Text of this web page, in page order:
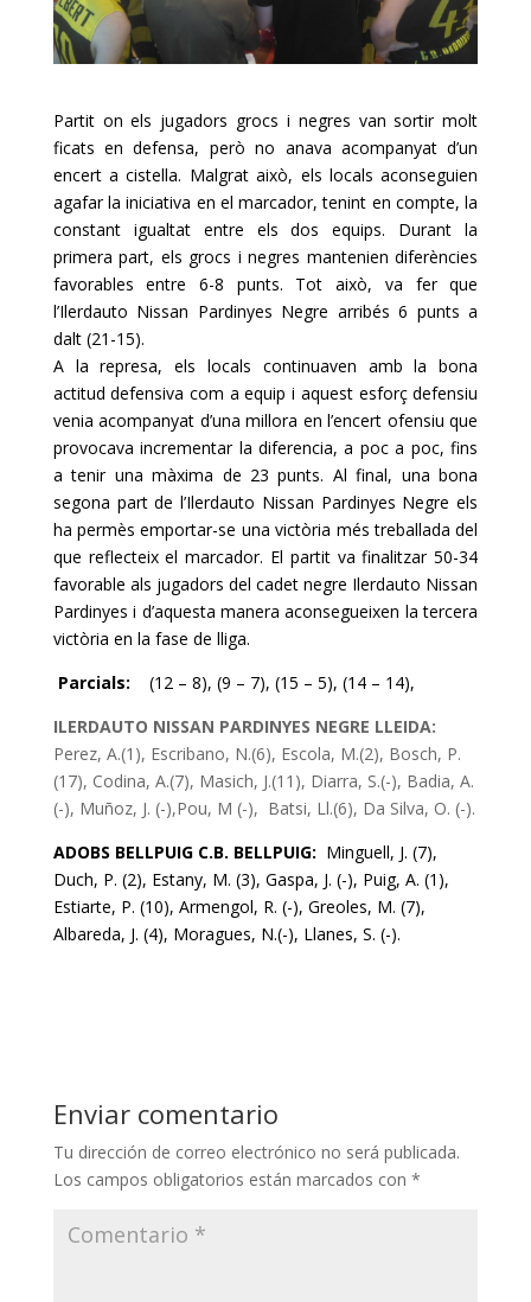
Partit on els jugadors grocs i negres van sortir molt
ficats en defensa, però no anava acompanyat d’un
encert a cistella. Malgrat això, els locals aconseguien
agafar la iniciativa en el marcador, tenint en compte, la
constant igualtat entre els dos equips. Durant la
primera part, els grocs i negres mantenien diferències
favorables entre 6-8 punts. Tot això, va fer que
l’Ilerdauto Nissan Pardinyes Negre arribés 6 punts a
dalt (21-15).
A la represa, els locals continuaven amb la bona
actitud defensiva com a equip i aquest esforç defensiu
venia acompanyat d’una millora en l’encert ofensiu que
provocava incrementar la diferencia, a poc a poc, fins
a tenir una màxima de 23 punts. Al final, una bona
segona part de l’Ilerdauto Nissan Pardinyes Negre els
ha permès emportar-se una victòria més treballada del
que reflecteix el marcador. El partit va finalitzar 50-34
favorable als jugadors del cadet negre Ilerdauto Nissan
Pardinyes i d’aquesta manera aconsegueixen la tercera
victòria en la fase de lliga.
Parcials:
(12 – 8), (9 – 7), (15 – 5), (14 – 14),
ILERDAUTO NISSAN PARDINYES NEGRE LLEIDA:
Perez, A.(1), Escribano, N.(6), Escola, M.(2), Bosch, P.
(17), Codina, A.(7), Masich, J.(11), Diarra, S.(-), Badia, A.
(-), Muñoz, J. (-),Pou, M (-), Batsi, Ll.(6), Da Silva, O. (-).
ADOBS BELLPUIG C.B. BELLPUIG: Minguell, J. (7),
Duch, P. (2), Estany, M. (3), Gaspa, J. (-), Puig, A. (1),
Estiarte, P. (10), Armengol, R. (-), Greoles, M. (7),
Albareda, J. (4), Moragues, N.(-), Llanes, S. (-).
Enviar comentario
Tu dirección de correo electrónico no será publicada.
Los campos obligatorios están marcados con *